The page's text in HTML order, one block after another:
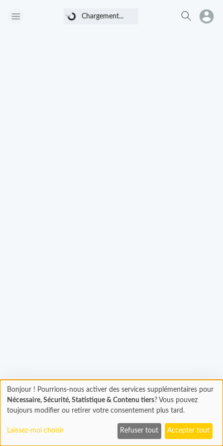
Chargement...
Chargement... Chargement
En cours...
Bonjour ! Pourrions-nous activer des services supplémentaires pour
Nécessaire, Sécurité, Statistique & Contenu tiers? Vous pouvez
toujours modifier ou retirer votre consentement plus tard.
Laissez-moi choisir Refuser tout Accepter tout